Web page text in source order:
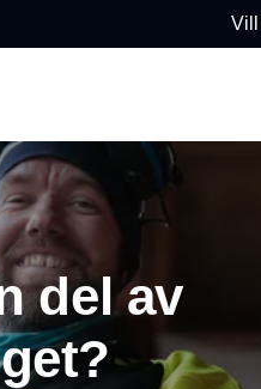
Vill
del av